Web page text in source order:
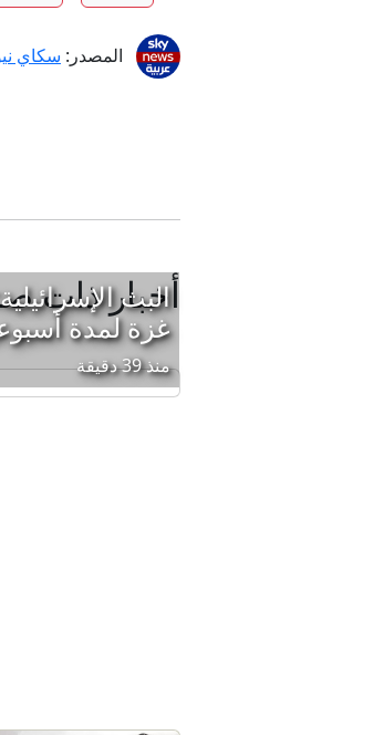
المصدر: سكاي
أخبار ذات
البث
غزة لمدة
منذ 39 دقيقة